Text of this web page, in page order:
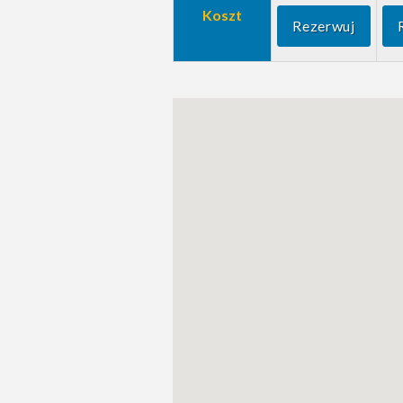
Koszt
Rezerwuj